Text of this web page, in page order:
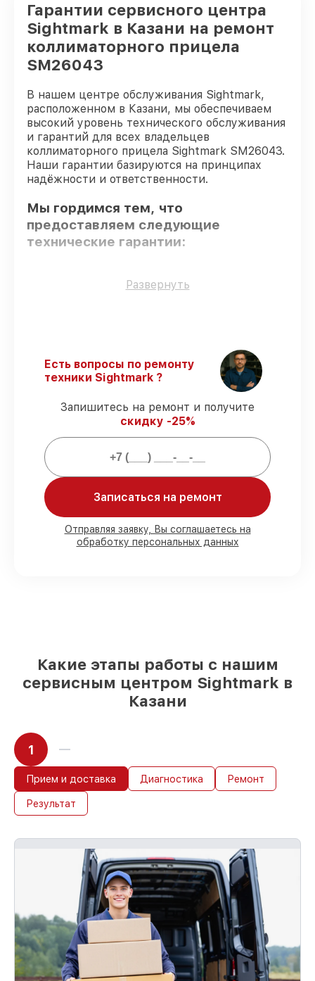
Гарантии сервисного центра
Sightmark в Казани на ремонт
коллиматорного прицела
SM26043
В нашем центре обслуживания Sightmark,
расположенном в Казани, мы обеспечиваем
высокий уровень технического обслуживания
и гарантий для всех владельцев
коллиматорного прицела Sightmark SM26043.
Наши гарантии базируются на принципах
надёжности и ответственности.
Мы гордимся тем, что
предоставляем следующие
технические гарантии:
Оригинальные детали– гарантируем
– сервис
коллиматорного прицела SM26043
выполняется строго в оговоренные
Сервис с гарантией– обслуживаем
коллиматорных прицелов всегда со
строгим соблюдением гарантийных
обязательств.
Мы гарантируем:
80%работ в вашем присутствии
90%комплектующих для
Развернуть
Есть вопросы по ремонту
техники Sightmark ?
Запишитесь на ремонт и получите
скидку -25%
Записаться на ремонт
Отправляя заявку, Вы соглашаетесь на
обработку персональных данных
Какие этапы работы с нашим
сервисным центром Sightmark в
Казани
1
Прием и доставка Диагностика Ремонт
Результат